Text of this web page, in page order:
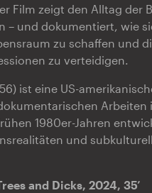
Film zeigt den Alltag der
– und dokumentiert, wie
zu schaffen und
zu verteidigen.
ist eine US-
1980er-Jahren
und
and Dicks, 2024, 35’